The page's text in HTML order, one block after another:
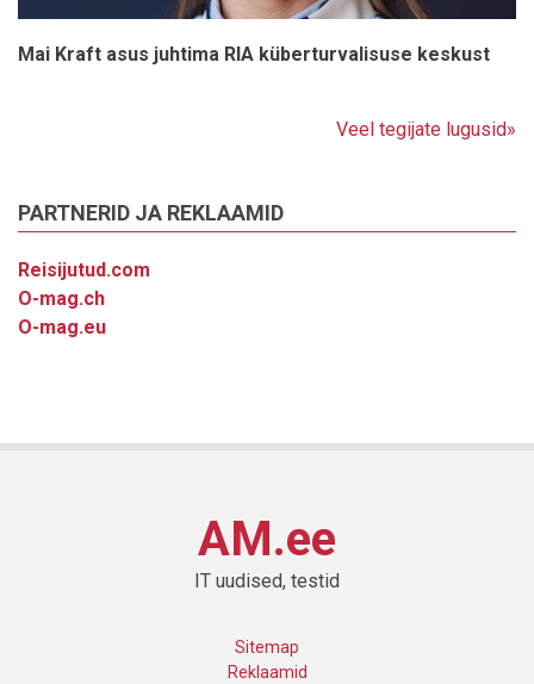
Mai Kraft asus juhtima RIA küberturvalisuse keskust
Veel tegijate lugusid»
PARTNERID JA REKLAAMID
Reisijutud.com
O-mag.ch
O-mag.eu
AM.ee
IT uudised, testid
Sitemap
Reklaamid